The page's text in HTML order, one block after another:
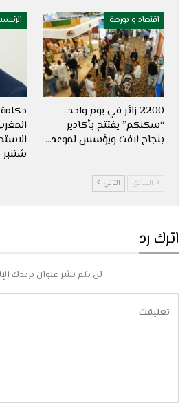
اقتصاد و بورصة
2200 زائر في يوم واحد..
“سكنكم” يفتتح بأكادير
بنجاح لافت ويؤسس لموعد…
شتنبر 2026
السابق التالي
اترك رد
لن يتم نشر عنوان بريدك